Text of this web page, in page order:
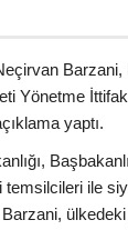
Barzani,
Yönetme
yaptı.
temsilcileri ile